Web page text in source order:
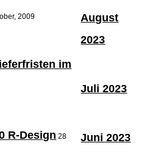
2009
im
R-Design 28
August
2023
Juli 2023
Juni 2023